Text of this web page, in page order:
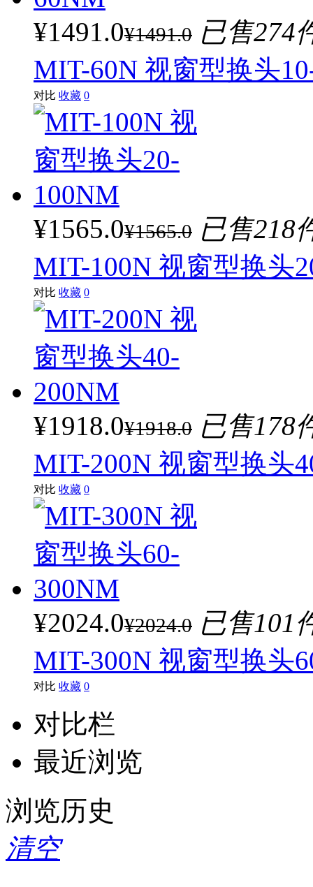
¥1491.0¥1491.0 已售274
MIT-60N 视窗型换头
对比 收藏 0
¥1565.0¥1565.0 已售218
MIT-100N 视窗型换头
对比 收藏 0
¥1918.0¥1918.0 已售178
MIT-200N 视窗型换头
对比 收藏 0
¥2024.0¥2024.0 已售101
MIT-300N 视窗型换头
对比 收藏 0
对比栏
最近浏览
浏览历史
清空